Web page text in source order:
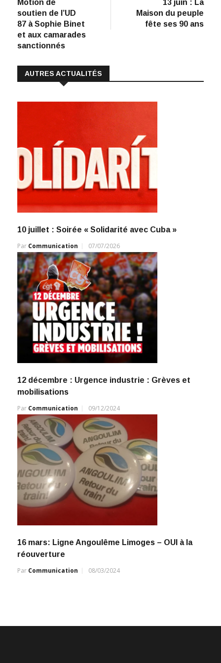
b
o
o
e
dI
n
y
Li
de
l’article
Motion de
soutien de l’UD
87 à Sophie Binet
et aux camarades
sanctionnés
13 juin : La
Maison du peuple
fête ses 90 ans
AUTRES ACTUALITÉS
10 juillet : Soirée « Solidarité avec Cuba »
Par Communication 07/07/2026
12 décembre : Urgence industrie : Grèves et
mobilisations
Par Communication 09/12/2024
16 mars: Ligne Angoulême Limoges – OUI à la
réouverture
Par Communication 08/03/2024